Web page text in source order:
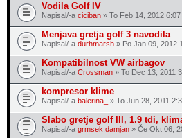
Vodila Golf IV
Napisal/-a ciciban » To Feb 14, 2012 6:07
Menjava gretja golf 3 navodila
Napisal/-a durhmarsh » Po Jan 09, 2012
Kompatibilnost VW airbagov
Napisal/-a Crossman » To Dec 13, 2011
kompresor klime
Napisal/-a balerina_ » To Jun 28, 2011
Slabo gretje golf III, 1.9 tdi,
Napisal/-a grmsek.damjan » Če Okt 06,